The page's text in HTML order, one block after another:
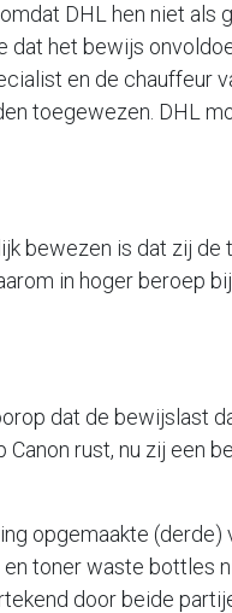
DHL hen niet als
dat het bewijs
en de chauffeur
toegewezen. DHL
bewezen is dat zij de
in hoger beroep bij
dat de bewijslast
rust, nu zij een
opgemaakte (derde)
toner waste bottles
door beide